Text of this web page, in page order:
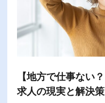
【地方で仕事ない
求人の現実と解決策